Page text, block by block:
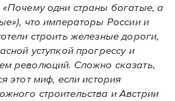
«Почему одни страны богатые, а
что императоры России и
строить железные дороги,
уступкой прогрессу и
революций. Сложно сказать,
этот миф, если история
строительства и Австрии